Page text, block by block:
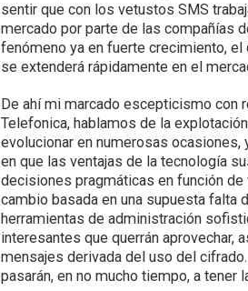
sentir que con los vetustos SMS
mercado por parte de las compañías
fenómeno ya en fuerte crecimiento, el
se extenderá rápidamente en el
De ahí mi marcado escepticismo con
Telefonica, hablamos de la
evolucionar en numerosas
en que las ventajas de la tecnología
decisiones pragmáticas en función
cambio basada en una supuesta falta
herramientas de administración
interesantes que querrán aprovechar,
mensajes derivada del uso del
pasarán, en no mucho tiempo, a